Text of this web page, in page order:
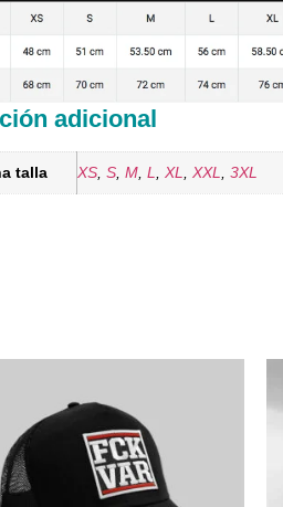
adicional
talla XS ,S ,M ,L XL XXL ,3XL